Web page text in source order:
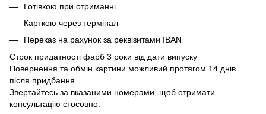
Готівкою при отриманні
Карткою через термінал
Переказ на рахунок за реквізитами IBAN
Строк придатності фарб 3 роки від дати випуску
Повернення та обмін картини можливий протягом 14 днів
після придбання
Звертайтесь за вказаними номерами, щоб отримати
консультацію стосовно: